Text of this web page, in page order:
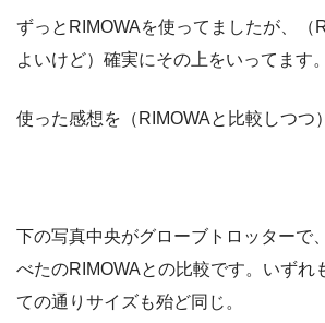
ずっとRIMOWAを使ってましたが、（
よいけど）確実にその上をいってます。
使った感想を（RIMOWAと比較しつつ
下の写真中央がグローブトロッターで
べたのRIMOWAとの比較です。いずれ
ての通りサイズも殆ど同じ。